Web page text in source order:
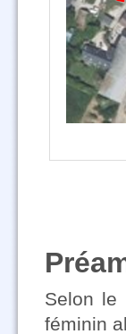
Selon le
féminin